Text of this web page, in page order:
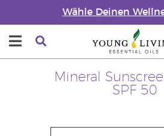
Wähle Deinen
Mineral
SPF 50